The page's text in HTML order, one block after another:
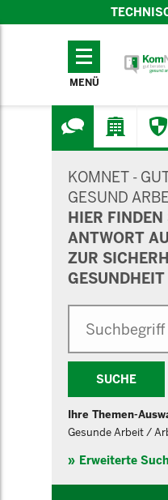
TECHNISCHES
MENÜ
KOMNET -
GESUND
HIER FINDEN
ANTWORT
ZUR
SUCHE
Ihre Themen-
Gesunde Arbeit /
Erweiterte